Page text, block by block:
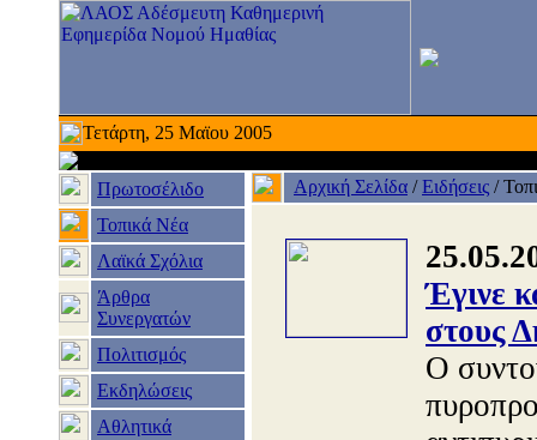
Τετάρτη, 25 Μαϊου 2005
Πρωτοσέλιδο
Τοπικά Νέα
Λαϊκά Σχόλια
Άρθρα
Συνεργατών
Πολιτισμός
Εκδηλώσεις
Αθλητικά
Αρχική Σελίδα /Ειδήσεις /
Έγινε
στους
Ο